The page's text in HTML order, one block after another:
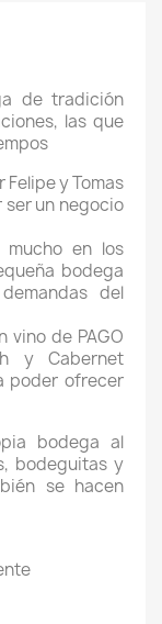
de tradición
las que
Felipe y Tomas
un negocio
mucho en los
bodega
del
vino de PAGO
y Cabernet
poder ofrecer
bodega al
bodeguitas y
se hacen